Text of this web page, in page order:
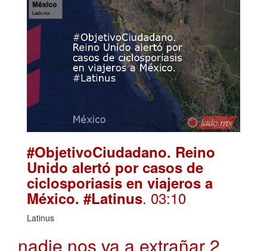
#ObjetivoCiudadano. Reino
Unido alertó por casos de
ciclosporiasis en viajeros a
México. #Latinus. 03:10
Latinus
nadie nos va a extrañar 2